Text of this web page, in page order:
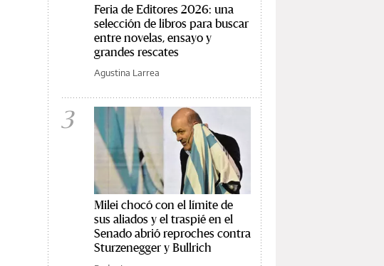
Feria de Editores 2026: una
selección de libros para buscar
entre novelas, ensayo y
grandes rescates
Agustina Larrea
3
Milei chocó con el límite de
sus aliados y el traspié en el
Senado abrió reproches contra
Sturzenegger y Bullrich